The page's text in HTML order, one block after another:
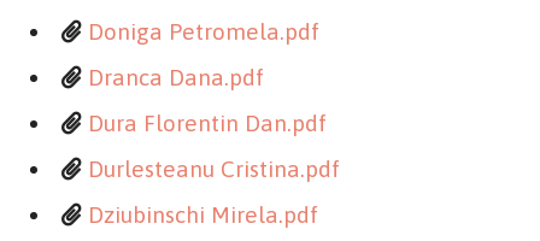
Doniga Petromela.pdf
Dranca Dana.pdf
Dura Florentin Dan.pdf
Durlesteanu Cristina.pdf
Dziubinschi Mirela.pdf